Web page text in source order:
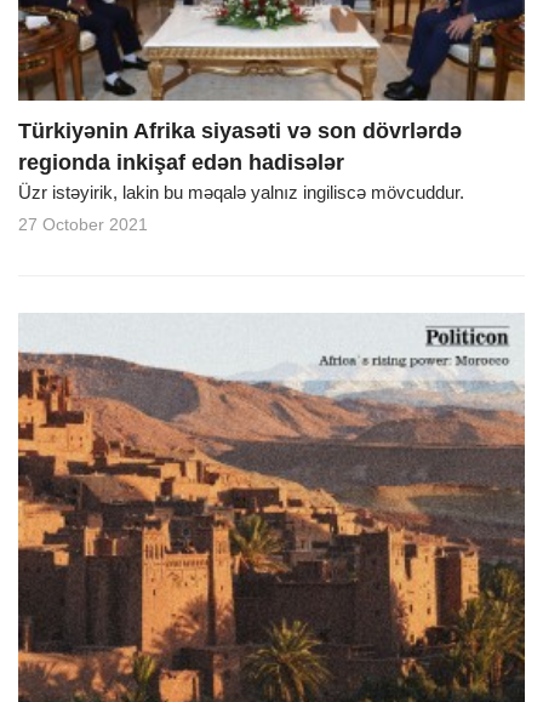
Türkiyənin Afrika siyasəti və son dövrlərdə
regionda inkişaf edən hadisələr
Üzr istəyirik, lakin bu məqalə yalnız ingiliscə mövcuddur.
27 October 2021